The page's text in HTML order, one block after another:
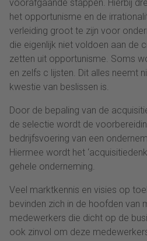
voorafgaande stappen. Hierbij
het opportunisme en de
verleiding groot te zijn voor
die eigenlijk niet voldoen aan de
zetten uit opportunisme. Soms
en zelfs c lijsten. Dit alles neemt
kwestie van beslissen is.
Door de bepaling van de
de selectie wordt de
bedrijfsvoering van een
Hiermee wordt het
gehele onderneming.
Veel marktkennis en visies op
bevinden zich in de hoofden van
medewerkers die dicht op de
ook zinvol om deze